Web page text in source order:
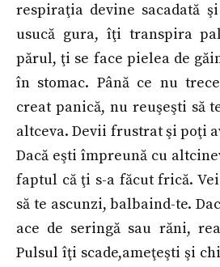
respiraţia devine sacadată
usucă gura, îţi transpira
părul, ţi se face pielea de
în stomac. Până ce nu
creat panică, nu reuşeşti să
altceva. Devii frustrat şi poţi
Dacă eşti împreună cu
faptul că ţi s-a făcut frică.
să te ascunzi, balbaind-te.
ace de seringă sau răni,
Pulsul îţi scade,ameţeşti şi